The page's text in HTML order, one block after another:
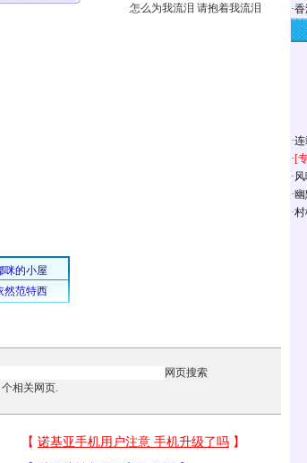
怎么为我流泪 请抱着我流泪
个相关网页.
·
·
·[
·
·
·